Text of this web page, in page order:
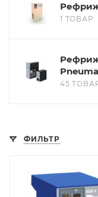
1 ТОВАР
45
ФИЛЬТР